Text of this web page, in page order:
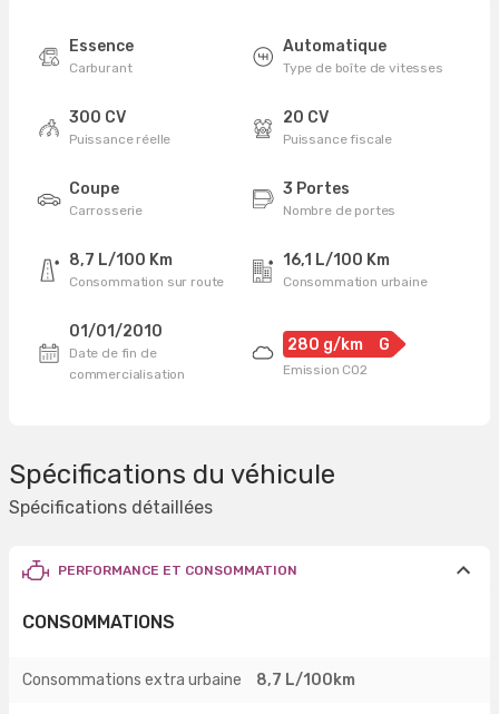
Essence
Carburant
Automatique
Type de boîte de vitesses
300 CV
Puissance réelle
20 CV
Puissance fiscale
Coupe
Carrosserie
3 Portes
Nombre de portes
8,7 L/100 Km
Consommation sur route
16,1 L/100 Km
Consommation urbaine
01/01/2010
Date de fin de
commercialisation
280 g/km G
Emission CO2
Spécifications du véhicule
Spécifications détaillées
PERFORMANCE ET CONSOMMATION
CONSOMMATIONS
Consommations extra urbaine 8,7 L/100km